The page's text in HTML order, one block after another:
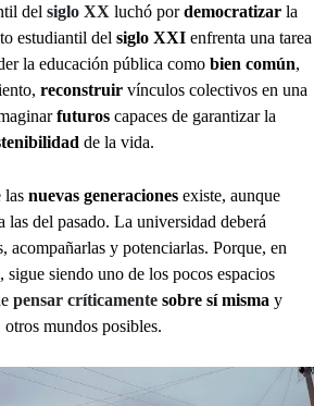
del siglo XX luchó pordemocratizar la
estudiantil del siglo XXI enfrenta una tarea
la educación pública como bien común,
reconstruir vínculos colectivos en una
futuros capaces de garantizar la
de la vida.
las nuevas generaciones existe, aunque
las del pasado. La universidad deberá
acompañarlas y potenciarlas. Porque, en
siendo uno de los pocos espacios
pensar críticamente sobre sí misma y
mundos posibles.